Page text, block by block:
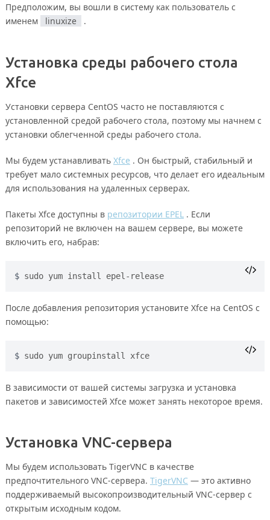
Предположим, вы вошли в систему как пользователь с
именем
linuxize .
Установка среды рабочего стола
Xfce
Установки сервера CentOS часто не поставляются с
установленной средой рабочего стола, поэтому мы начнем с
установки облегченной среды рабочего стола.
Мы будем устанавливать Xfce . Он быстрый, стабильный и
требует мало системных ресурсов, что делает его идеальным
для использования на удаленных серверах.
Пакеты Xfce доступны в репозитории EPEL . Если
репозиторий не включен на вашем сервере, вы можете
включить его, набрав:
sudo yum install epel-release
После добавления репозитория установите Xfce на CentOS с
помощью:
sudo yum groupinstall xfce
В зависимости от вашей системы загрузка и установка
пакетов и зависимостей Xfce может занять некоторое время.
Установка VNC-сервера
Мы будем использовать TigerVNC в качестве
предпочтительного VNC-сервера. TigerVNC — это активно
поддерживаемый высокопроизводительный VNC-сервер с
открытым исходным кодом.